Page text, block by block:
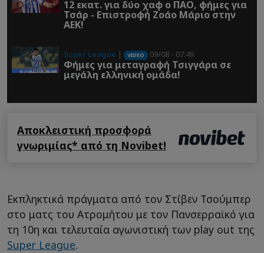
12 εκατ. για δύο χαφ ο ΠΑΟ, φήμες για
Τσάρ - Επιστροφή Ζοάο Μάριο στην
ΑΕΚ!
Super League | VIDEO 09/08 - 07:49
Φήμες για μεταγραφή Τσιγγάρα σε
μεγάλη ελληνική ομάδα!
Αποκλειστική προσφορά
γνωριμίας* από τη Novibet!
Εκπληκτικά πράγματα από τον Στίβεν Τσούμπερ
στο ματς του Ατρομήτου με τον Πανσερραϊκό για
τη 10η και τελευταία αγωνιστική των play out της
Super League.